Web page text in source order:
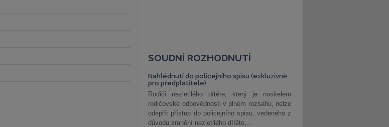
SOUDNÍ ROZHODNUTÍ
Nahlédnutí do policejního spisu (exkluzivně
pro předplatitele)
Rodiči nezletilého dítěte, který je nositelem
rodičovské odpovědnosti v plném rozsahu, nelze
odepřít přístup do policejního spisu, vedeného z
důvodu zranění nezletilého dítěte,...